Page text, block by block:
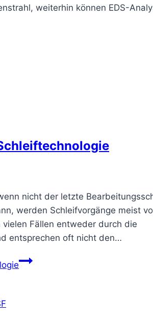
weiterhin können EDS-
nicht der letzte
werden Schleifvorgänge meist
Fällen entweder durch die
entsprechen oft nicht den…